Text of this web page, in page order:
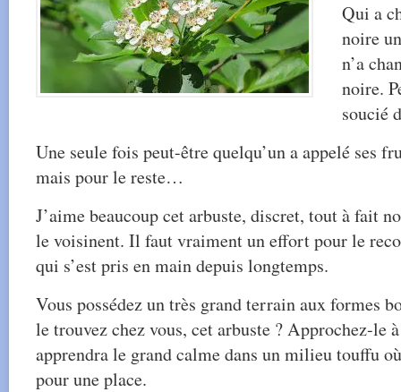
Qui a
noire
n’a
noire.
soucié
Une seule fois peut-être quelqu’un a appelé ses
mais pour le reste…
J’aime beaucoup cet arbuste, discret, tout à fait
le voisinent. Il faut vraiment un effort pour le
qui s’est pris en main depuis longtemps.
Vous possédez un très grand terrain aux formes
le trouvez chez vous, cet arbuste ? Approchez-le
apprendra le grand calme dans un milieu touffu
pour une place.